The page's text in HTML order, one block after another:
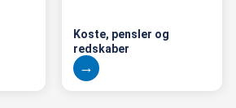
Koste, pensler og
redskaber